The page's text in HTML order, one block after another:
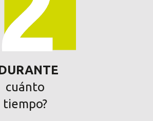
cuánto
tiempo?